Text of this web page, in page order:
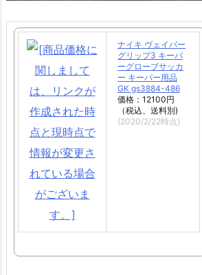
ナイキ ヴェイパー
グリップ3 キーパ
ーグローブサッカ
ー キーパー用品
GK gs3884-486
価格：12100円
（税込、送料別)
(2020/2/22時点)